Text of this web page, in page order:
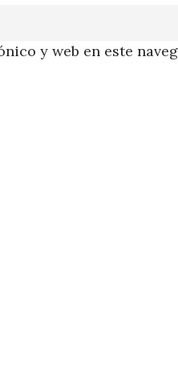
y web en este